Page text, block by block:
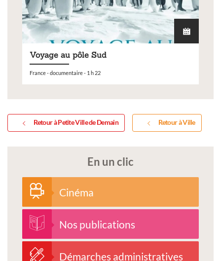
Voyage au pôle Sud
France - documentaire - 1 h 22
Retour à Petite Ville de Demain Retour à Ville
En un clic
Cinéma
Nos publications
Démarches administratives